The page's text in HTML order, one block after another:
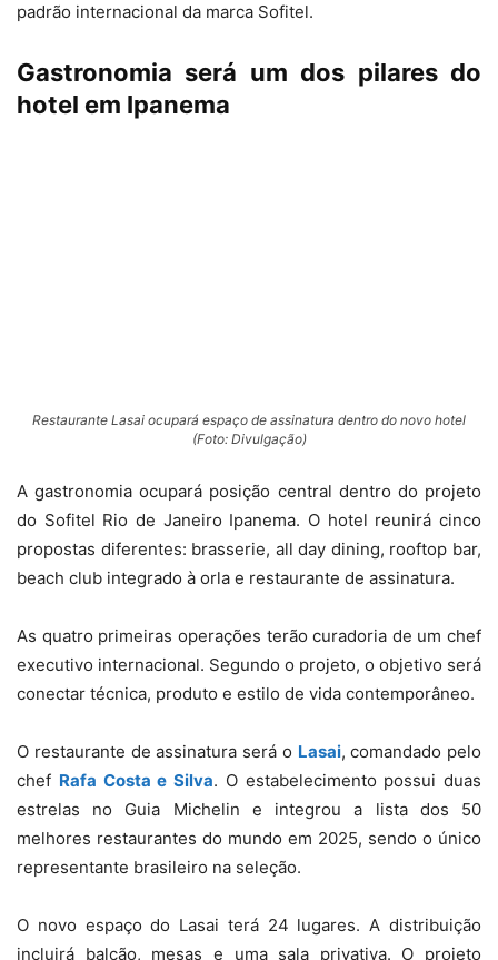
padrão internacional da marca Sofitel.
Gastronomia será um dos pilares do
hotel em Ipanema
Restaurante Lasai ocupará espaço de assinatura dentro do novo hotel
(Foto: Divulgação)
A gastronomia ocupará posição central dentro do projeto
do Sofitel Rio de Janeiro Ipanema. O hotel reunirá cinco
propostas diferentes: brasserie, all day dining, rooftop bar,
beach club integrado à orla e restaurante de assinatura.
As quatro primeiras operações terão curadoria de um chef
executivo internacional. Segundo o projeto, o objetivo será
conectar técnica, produto e estilo de vida contemporâneo.
O restaurante de assinatura será o Lasai, comandado pelo
chef Rafa Costa e Silva. O estabelecimento possui duas
estrelas no Guia Michelin e integrou a lista dos 50
melhores restaurantes do mundo em 2025, sendo o único
representante brasileiro na seleção.
O novo espaço do Lasai terá 24 lugares. A distribuição
incluirá balcão, mesas e uma sala privativa. O projeto